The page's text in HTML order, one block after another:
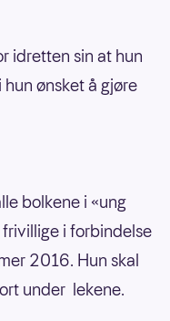
idretten sin at hun
ønsket å gjøre
bolkene i «ung
i forbindelse
2016. Hun skal
under lekene.